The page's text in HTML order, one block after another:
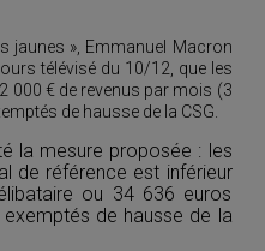
jaunes », Emmanuel Macron
télévisé du 10/12, que les
000 € de revenus par mois (3
de hausse de la CSG.
la mesure proposée : les
de référence est inférieur
ou 34 636 euros
de hausse de la